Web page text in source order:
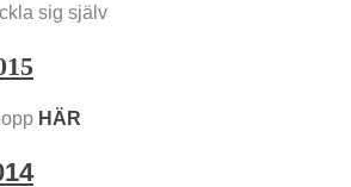
sig själv
HÄR